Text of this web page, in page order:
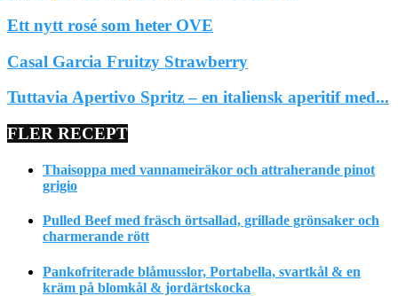
Ett nytt rosé som heter OVE
Casal Garcia Fruitzy Strawberry
Tuttavia Apertivo Spritz – en italiensk aperitif med...
FLER RECEPT
Thaisoppa med vannameiräkor och attraherande pinot
grigio
Pulled Beef med fräsch örtsallad, grillade grönsaker och
charmerande rött
Pankofriterade blåmusslor, Portabella, svartkål & en
kräm på blomkål & jordärtskocka